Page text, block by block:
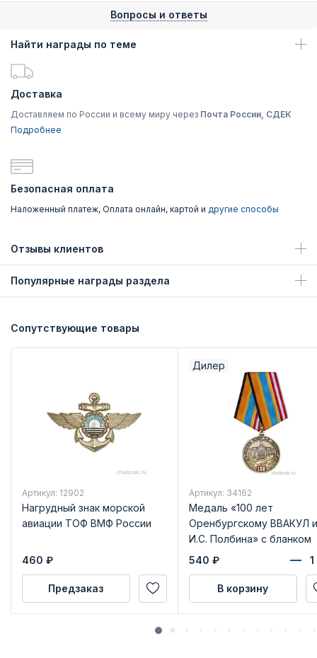
Вопросы и ответы
Найти награды по теме
Доставка
Доставляем по России и всему миру через Почта России, СДЕК
Подробнее
Безопасная оплата
Наложенный платеж, Оплата онлайн, картой и другие способы
Отзывы клиентов
Популярные награды раздела
Сопутствующие товары
Артикул: 12902
Нагрудный знак морской
авиации ТОФ ВМФ России
460 ₽
Предзаказ
Дилер
Артикул: 34162
Медаль «100 лет
Оренбургскому ВВАКУЛ
И.С. Полбина» с бланком
удостоверения
540 ₽
В корзину